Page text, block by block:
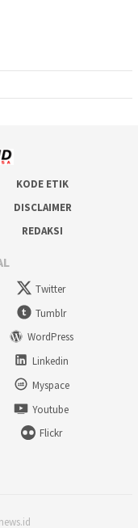
KODE ETIK
DISCLAIMER
REDAKSI
Twitter
Tumblr
WordPress
Linkedin
Myspace
Youtube
Flickr